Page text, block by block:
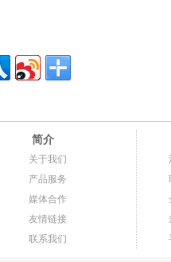
简介
关于我们
产品服务
媒体合作
友情链接
联系我们